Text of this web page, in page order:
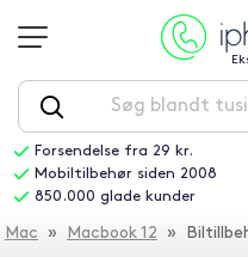
Forsendelse fra 29 kr.
Mobiltilbehør siden 2008
850.000 glade kunder
Mac » Macbook 12 »